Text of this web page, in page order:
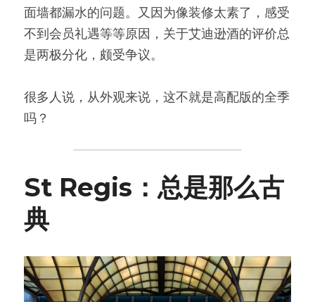
面墙都漏水的问题。又因为像装修太素了，感受
不到会员礼遇等等原因，关于艾迪逊酒的评价总
是两极分化，颇受争议。
很多人说，从外观来说，这不就是高配版的全季
吗？
St Regis：总是那么古
典